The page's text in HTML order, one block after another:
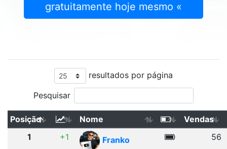
gratuitamente hoje mesmo «
resultados por página
Pesquisar
Posição Nome Vendas
1
+1
Franko
56